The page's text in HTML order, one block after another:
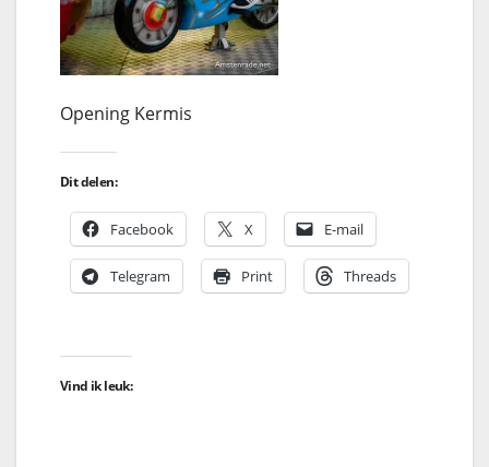
Opening Kermis
Dit delen:
Facebook X E-mail
Telegram Print Threads
Vind ik leuk: